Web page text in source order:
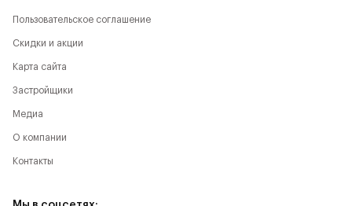
Пользовательское соглашение
Скидки и акции
Карта сайта
Застройщики
Медиа
О компании
Контакты